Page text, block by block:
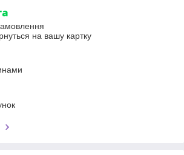
на вашу картку